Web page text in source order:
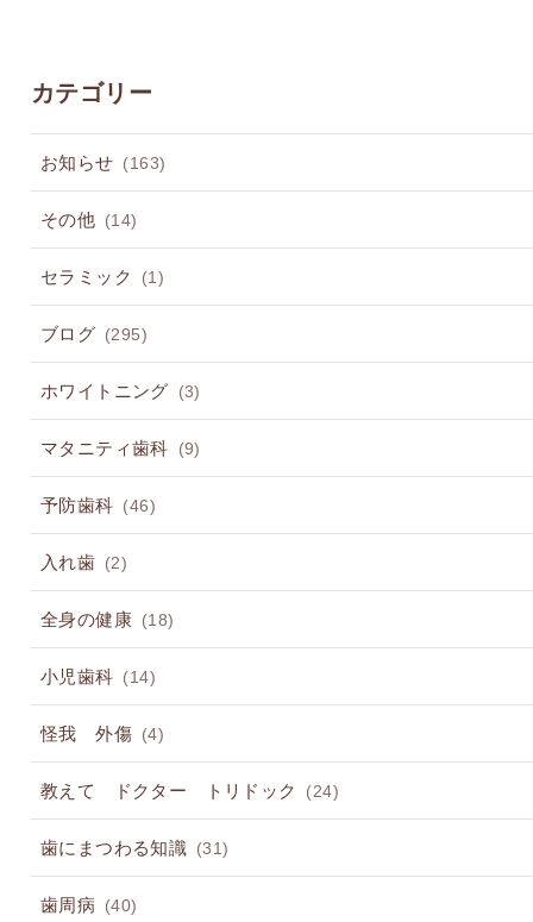
カテゴリー
お知らせ (163)
その他 (14)
セラミック (1)
ブログ (295)
ホワイトニング (3)
マタニティ歯科 (9)
予防歯科 (46)
入れ歯 (2)
全身の健康 (18)
小児歯科 (14)
怪我 外傷 (4)
教えて ドクター トリドック (24)
歯にまつわる知識 (31)
歯周病 (40)